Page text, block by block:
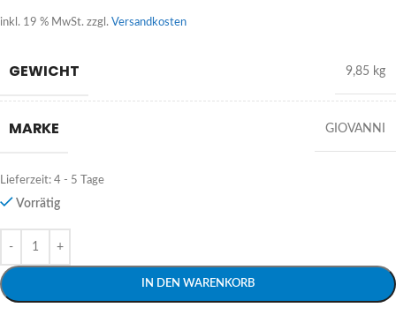
inkl. 19 % MwSt. zzgl. Versandkosten
GEWICHT 9,85 kg
MARKE GIOVANNI
Lieferzeit: 4 - 5 Tage
Vorrätig
IN DEN WARENKORB
Alternative: